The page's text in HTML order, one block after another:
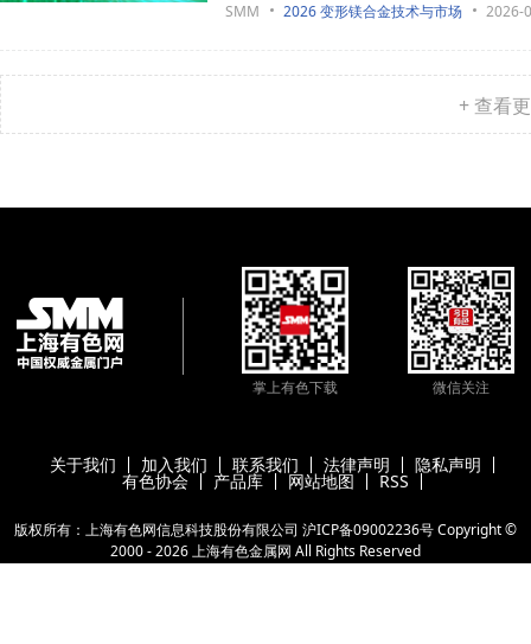
SMM
2026 变形镁合金技术与市场 2026-
+ 查看
掌上有色下载 微信关注
关于我们 加入我们 联系我们 法律声明 隐私声明
有色协会 产品库 网站地图 RSS
版权所有：上海有色网信息科技股份有限公司 沪ICP备09002236号Copyright ©
2000 -2026上海有色金属网 All Rights Reserved